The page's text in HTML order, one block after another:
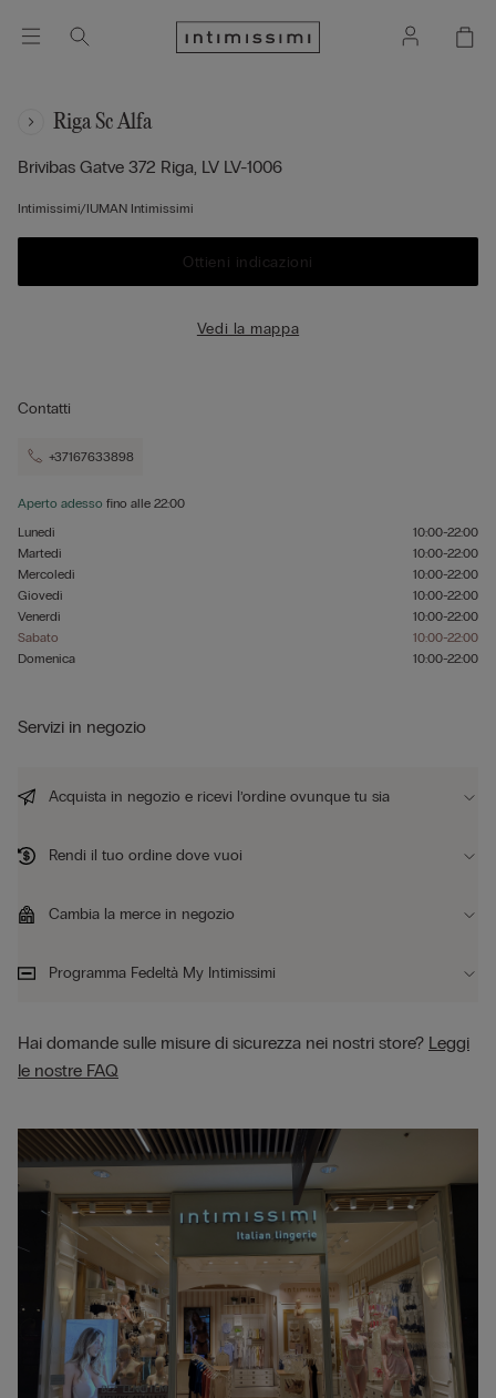
Riga Sc Alfa
Brivibas Gatve 372 Riga, LV LV-1006
Intimissimi/IUMAN Intimissimi
Ottieni indicazioni
Vedi la mappa
Contatti
+37167633898
Aperto adesso fino alle 22:00
Lunedì
10:00-22:00
Martedì
10:00-22:00
Mercoledì
10:00-22:00
Giovedì
10:00-22:00
Venerdì
10:00-22:00
Sabato
10:00-22:00
Domenica
10:00-22:00
Servizi in negozio
Acquista in negozio e ricevi l’ordine ovunque tu sia
Rendi il tuo ordine dove vuoi
Cambia la merce in negozio
Programma Fedeltà My Intimissimi
Hai domande sulle misure di sicurezza nei nostri store? Leggi
le nostre FAQ